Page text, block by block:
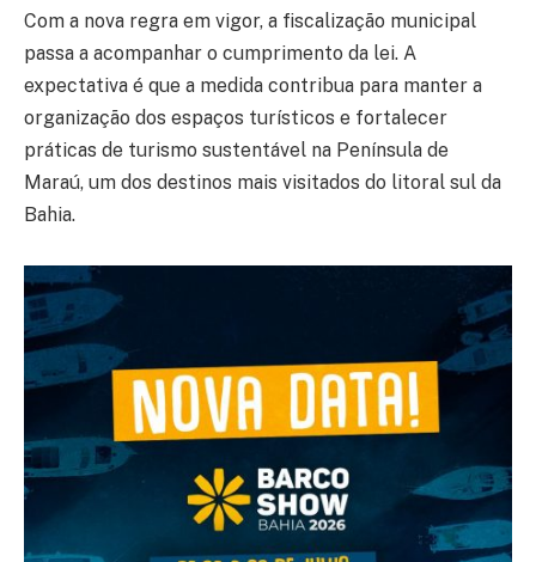
Com a nova regra em vigor, a fiscalização municipal
passa a acompanhar o cumprimento da lei. A
expectativa é que a medida contribua para manter a
organização dos espaços turísticos e fortalecer
práticas de turismo sustentável na Península de
Maraú, um dos destinos mais visitados do litoral sul da
Bahia.